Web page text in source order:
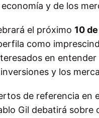
y de los
el próximo 10
como
en
y los
de referencia en
Gil debatirá